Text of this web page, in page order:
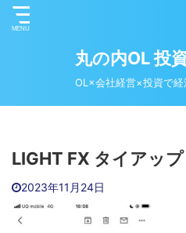
丸の内OL 投
OL×会社経営×投資で経
LIGHT FX タイアップ
2023年11月24日